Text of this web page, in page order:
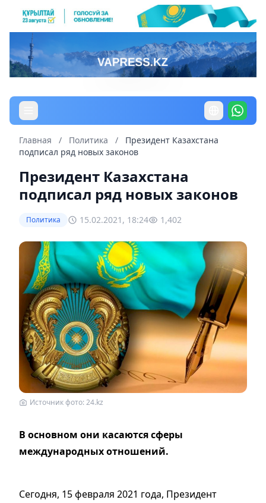
Главная / Политика /
Президент Казахстана
подписал ряд новых законов
Президент Казахстана
подписал ряд новых законов
Политика 15.02.2021, 18:24 1,402
Источник фото: 24.kz
В основном они касаются сферы
международных отношений.
Сегодня, 15 февраля 2021 года, Президент